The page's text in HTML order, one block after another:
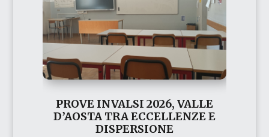
PROVE INVALSI 2026, VALLE
D’AOSTA TRA ECCELLENZE E
DISPERSIONE